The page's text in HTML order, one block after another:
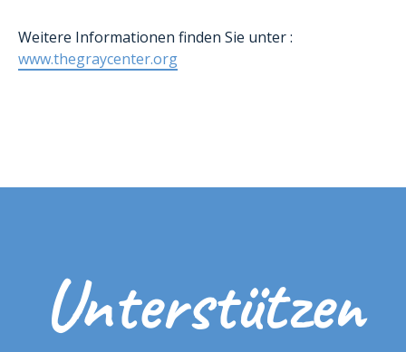
Weitere Informationen finden Sie unter :
www.thegraycenter.org
Unterstützen